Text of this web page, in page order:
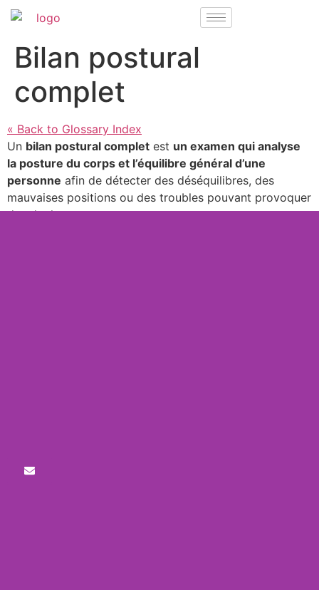
Bilan postural
complet
« Back to Glossary Index
Un bilan postural complet est un examen qui analyse
la posture du corps et l’équilibre général d’une
personne afin de détecter des déséquilibres, des
mauvaises positions ou des troubles pouvant provoquer
des douleurs.